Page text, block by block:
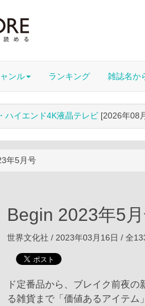
ンル ランキング 雑誌名か
ハイエンド4K液晶テレビ [2026年08
年5月号
Begin 2023年5
世界文化社 / 2023年03月16日 / 全
ド定番品から、ブレイク前夜の
る雑貨まで「価値あるアイテム